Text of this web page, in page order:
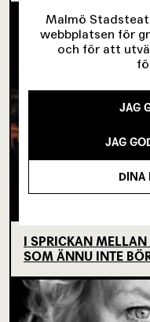
I SPRICKAN
SOM ÄNNU INTE
Malmö
webbplatsen för
och för att
JAG
JAG
DINA